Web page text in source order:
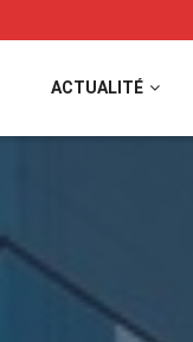
ACTUALITÉ